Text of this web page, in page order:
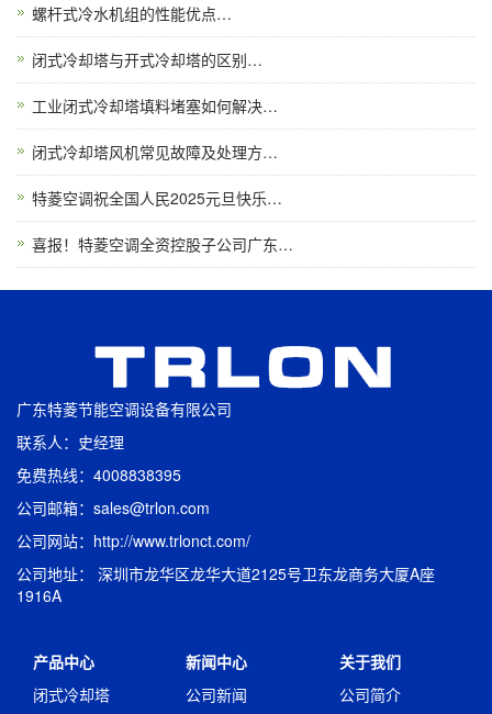
螺杆式冷水机组的性能优点…
闭式冷却塔与开式冷却塔的区别…
工业闭式冷却塔填料堵塞如何解决…
闭式冷却塔风机常见故障及处理方…
特菱空调祝全国人民2025元旦快乐…
喜报！特菱空调全资控股子公司广东…
广东特菱节能空调设备有限公司
联系人：史经理
免费热线：4008838395
公司邮箱：sales@trlon.com
公司网站：http://www.trlonct.com/
公司地址： 深圳市龙华区龙华大道2125号卫东龙商务大厦A座
1916A
产品中心
闭式冷却塔
新闻中心
公司新闻
关于我们
公司简介